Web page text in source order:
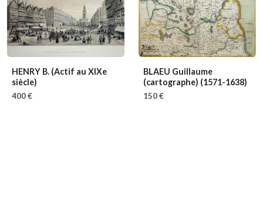
HENRY B. (Actif au XIXe
siècle)
400 €
BLAEU Guillaume
(cartographe) (1571-1638)
150 €